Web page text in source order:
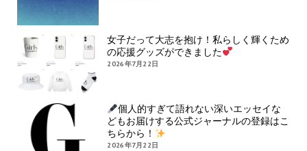
女子だって大志を抱け！私らしく輝くため
の応援グッズができました
2026年7月22日
個人的すぎて語れない深いエッセイな
どもお届けする公式ジャーナルの登録はこ
ちらから！
2026年7月22日